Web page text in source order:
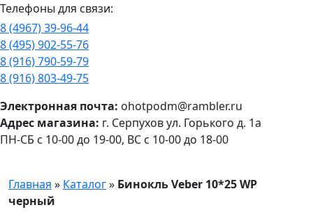
Телефоны для связи:
8 (4967) 39-96-44
8 (495) 902-55-76
8 (916) 790-59-79
8 (916) 803-49-75
ПН-СБ с 10-00 до 19-00, ВС с 10-00 до 18-00
Электронная почта: ohotpodm@rambler.ru
Адрес магазина: г. Серпухов ул. Горького д. 1а
Главная » Каталог» Бинокль Veber 10*25 WP
черный